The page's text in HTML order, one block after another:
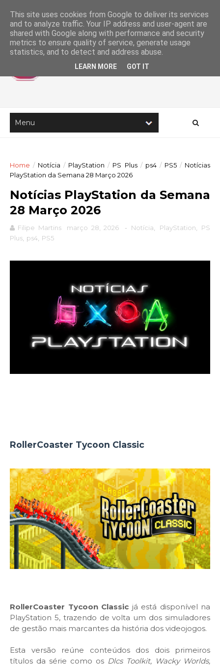
Home / Notícia / PlayStation / PS Plus / ps4 / PS5 / Notícias
PlayStation da Semana 28 Março 2026
Notícias PlayStation da Semana
28 Março 2026
Filipe Martins março 28, 2026 - Notícia PlayStation
PS
Plus ps4 PS5
RollerCoaster Tycoon Classic
RollerCoaster Tycoon Classic já está disponível na
PlayStation 5, trazendo de volta um dos simuladores
de gestão mais marcantes da história dos videojogos.
Esta versão reúne conteúdos dos dois primeiros
títulos da série como os Dlcs Toolkit, Wacky Worlds,
This site uses cookies from Google to deliver its services
and to analyze traffic. Your IP address and user-agent are
shared with Google along with performance and security
metrics to ensure quality of service, generate usage
statistics, and to detect and address abuse.
LEARN MORE GOT IT